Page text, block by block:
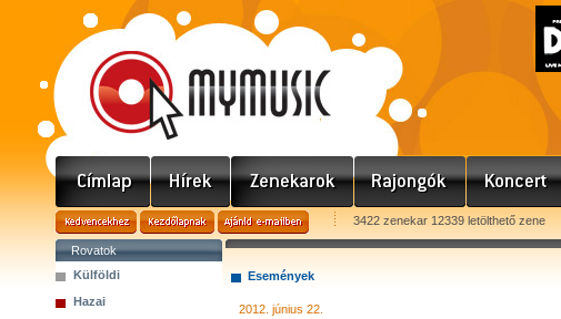
3422 zenekar 12339 letölthető zene
Rovatok
Külföldi
Hazai
Események
2012. június 22.